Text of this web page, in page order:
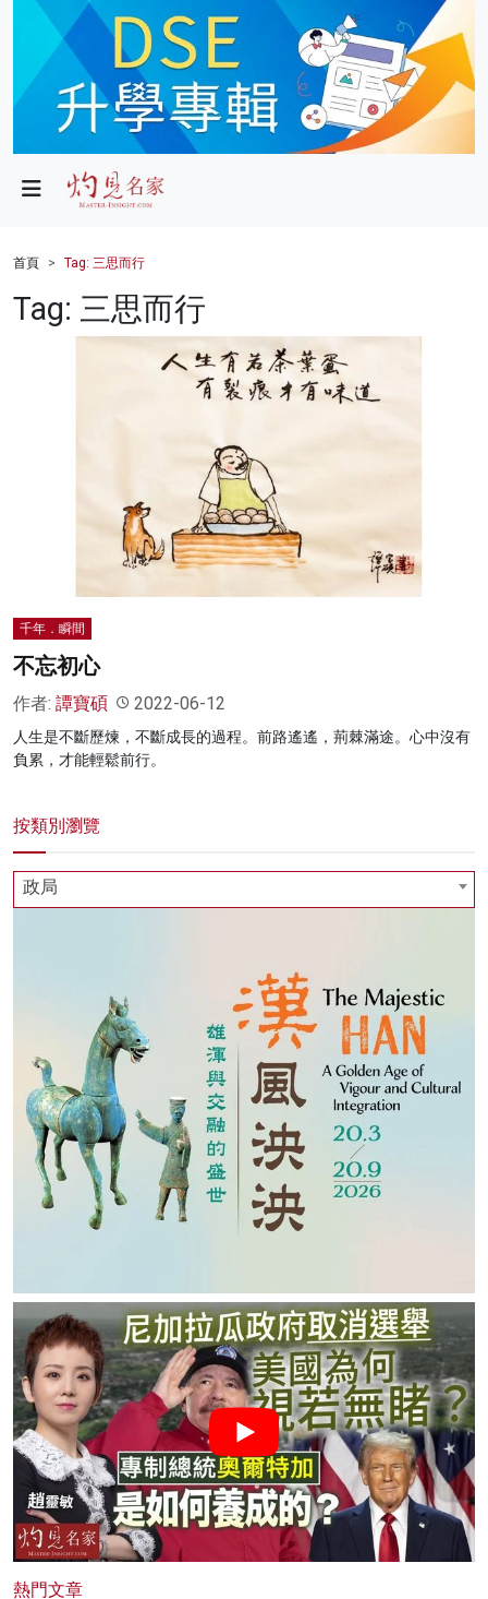
政局
財經
首頁 Tag: 三思而行
Tag: 三思而行
千年．瞬間
不忘初心
作者: 譚寶碩 2022-06-12
人生是不斷歷煉，不斷成長的過程。前路遙遙，荊棘滿途。心中沒有
負累，才能輕鬆前行。
按類別瀏覽
政局
熱門文章